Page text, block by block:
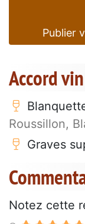
Publier
Accord
Roussillon,
Graves
Notez cette